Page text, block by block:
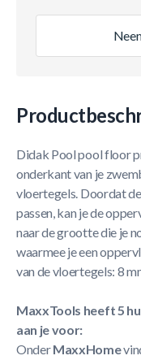
Didak Pool pool floor
onderkant van je
vloertegels. Doordat
passen, kan je de
naar de grootte die je
waarmee je een
van de vloertegels: 8
MaxxTools heeft 5
aan je voor:
OnderMaxxHome